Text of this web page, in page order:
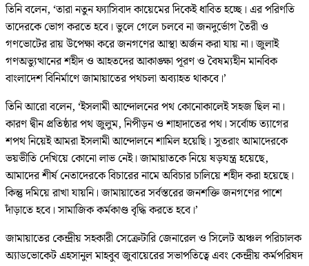
তিনি বলেন, ‘তারা নতুন ফ্যাসিবাদ কায়েমের দিকেই ধাবিত হচ্ছে। এর পরিণতি
তাদেরকে ভোগ করতে হবে। ভুলে গেলে চলবে না জনদুর্ভোগ তৈরী ও
গণভোটের রায় উপেক্ষা করে জনগণের আস্থা অর্জন করা যায় না। জুলাই
গণঅভ্যুত্থানের শহীদ ও আহতদের আকাঙ্ক্ষা পূরণ ও বৈষম্যহীন মানবিক
বাংলাদেশ বিনির্মাণে জামায়াতের পথচলা অব্যাহত থাকবে।’
তিনি আরো বলেন, ‘ইসলামী আন্দোলনের পথ কোনোকালেই সহজ ছিল না।
কারণ দ্বীন প্রতিষ্ঠার পথ জুলুম, নিপীড়ন ও শাহাদাতের পথ। সর্বোচ্চ ত্যাগের
শপথ নিয়েই আমরা ইসলামী আন্দোলনে শামিল হয়েছি। সুতরাং আমাদেরকে
ভয়ভীতি দেখিয়ে কোনো লাভ নেই। জামায়াতকে নিয়ে ষড়যন্ত্র হয়েছে,
আমাদের শীর্ষ নেতাদেরকে বিচারের নামে অবিচার চালিয়ে শহীদ করা হয়েছে।
কিন্তু দমিয়ে রাখা যায়নি। জামায়াতের সর্বস্তরের জনশক্তি জনগণের পাশে
দাঁড়াতে হবে। সামাজিক কর্মকাণ্ড বৃদ্ধি করতে হবে।’
জামায়াতের কেন্দ্রীয় সহকারী সেক্রেটারি জেনারেল ও সিলেট অঞ্চল পরিচালক
অ্যাডভোকেট এহসানুল মাহবুব জুবায়েরের সভাপতিত্বে এবং কেন্দ্রীয় কর্মপরিষদ